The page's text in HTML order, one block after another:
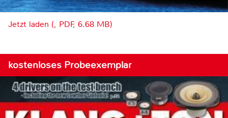
Jetzt laden (, PDF, 6.68 MB)
kostenloses Probeexemplar